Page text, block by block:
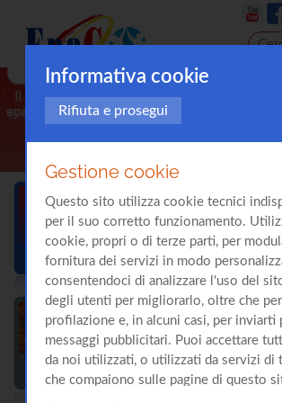
Informativa cookie
Rifiuta e prosegui
Gestione cookie
Questo sito utilizza cookie tecnici
per il suo corretto funzionamento.
cookie, propri o di terze parti, per
fornitura dei servizi in modo
consentendoci di analizzare l'uso del
degli utenti per migliorarlo, oltre che
profilazione e, in alcuni casi, per inviarti
messaggi pubblicitari. Puoi accettare
da noi utilizzati, o utilizzati da servizi di
che compaiono sulle pagine di questo
premendo il pulsante "Accetta tutti i